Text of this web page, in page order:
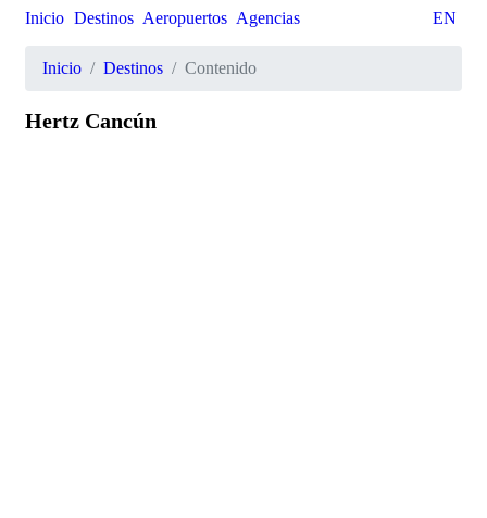
Inicio Destinos Aeropuertos Agencias EN
Inicio Destinos Contenido
Hertz Cancún